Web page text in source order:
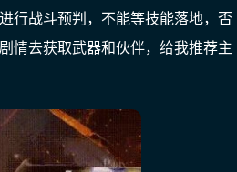
行战斗预判，不能等技能落地，否
情去获取武器和伙伴，给我推荐主